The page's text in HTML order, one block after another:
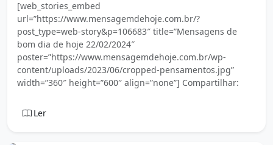
[web_stories_embed
url=”https://www.mensagemdehoje.com.br/?
post_type=web-story&p=106683″ title=”Mensagens de
bom dia de hoje 22/02/2024″
poster=”https://www.mensagemdehoje.com.br/wp-
content/uploads/2023/06/cropped-pensamentos.jpg”
width=”360″ height=”600″ align=”none”] Compartilhar:
Ler